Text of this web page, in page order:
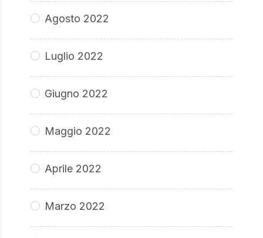
Agosto 2022
Luglio 2022
Giugno 2022
Maggio 2022
Aprile 2022
Marzo 2022